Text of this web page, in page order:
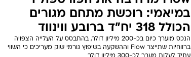
במיאמי: רוכשת מתחם מגורים
הכולל 318 יח"ד ברובע ווינווד
הנכס מוערך כיום בכ-200 מיליון דולר, בהתבסס על העלייה הצפויה
ברווחיות שתייצר Flow וההשקעה בשיפוץ גורמי שוק מעריכים כי השווי